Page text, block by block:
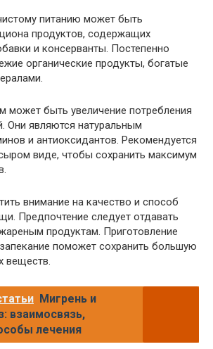
питанию может быть
продуктов, содержащих
и консерванты. Постепенно
органические продукты, богатые
быть увеличение потребления
Они являются натуральным
и антиоксидантов. Рекомендуется
виде, чтобы сохранить максимум
внимание на качество и способ
Предпочтение следует отдавать
продуктам. Приготовление
поможет сохранить большую
веществ.
Мигрень и
взаимосвязь,
лечения